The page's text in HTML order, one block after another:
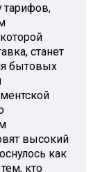
тарифов,
станет
бытовых
высокий
как
кто